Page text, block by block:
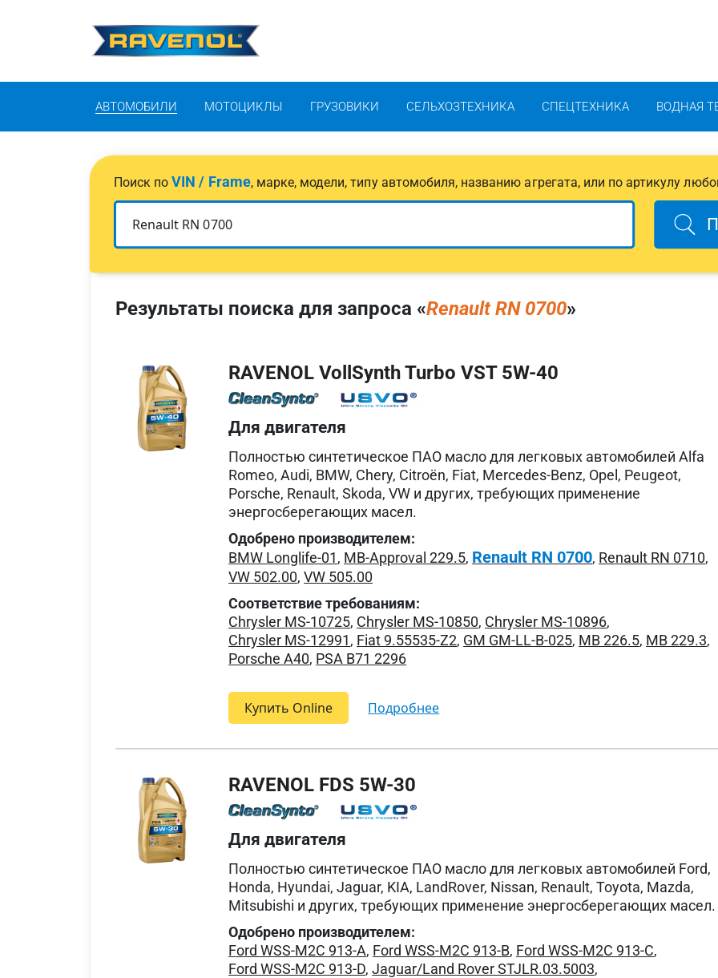
АВТОМОБИЛИ МОТОЦИКЛЫ ГРУЗОВИКИ СЕЛЬХОЗТЕХНИКА СПЕЦТЕХНИКА ВОДНАЯ
Поиск поVIN / Frame, марке, модели, типу автомобиля, названию агрегата, или по артикулу
Результаты поиска для запроса «Renault RN 0700»
RAVENOL VollSynth Turbo VST 5W-40
Для двигателя
Полностью синтетическое ПАО масло для легковых автомобилей Alfa
Romeo, Audi, BMW, Chery, Citroën, Fiat, Mercedes-Benz, Opel, Peugeot,
Porsche, Renault, Skoda, VW и других, требующих применение
энергосберегающих масел.
Одобрено производителем:
BMW Longlife-01, MB-Approval 229.5, Renault RN 0700, Renault RN 0710,
VW 502.00,VW 505.00
Соответствие требованиям:
Chrysler MS-10725, Chrysler MS-10850, Chrysler MS-10896,
Chrysler MS-12991, Fiat 9.55535-Z2, GM GM-LL-B-025, MB 226.5, MB 229.3,
Porsche A40, PSA B71 2296
Купить Online подробнее
RAVENOL FDS 5W-30
Для двигателя
Полностью синтетическое ПАО масло для легковых автомобилей Ford,
Honda, Hyundai, Jaguar, KIA, LandRover, Nissan, Renault, Toyota, Mazda,
Mitsubishi и других, требующих применение энергосберегающих масел.
Одобрено производителем:
Ford WSS-M2C 913-A, Ford WSS-M2C 913-B, Ford WSS-M2C 913-C,
Ford WSS-M2C 913-D,Jaguar/Land Rover STJLR.03.5003,